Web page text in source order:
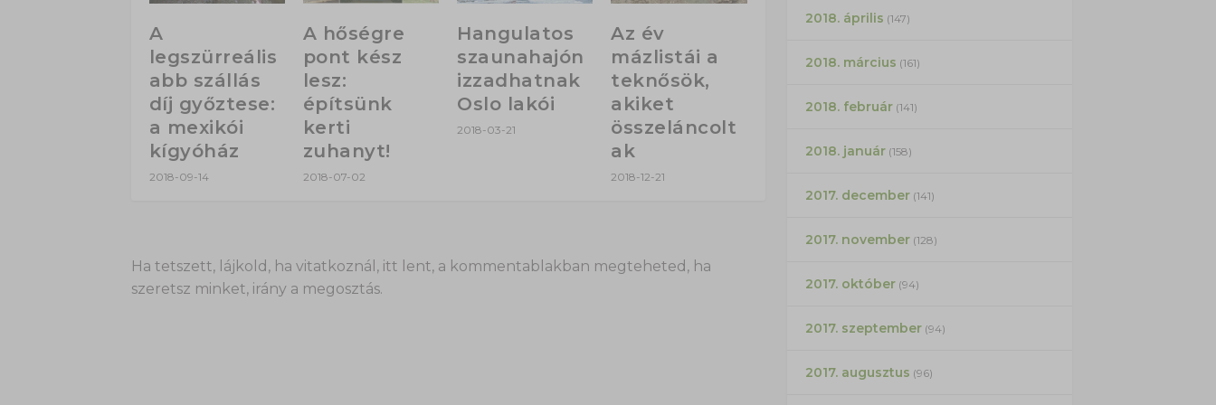
A
legszürreális
abb szállás
díj győztese:
a mexikói
kígyóház
2018-09-14
A hőségre
pont kész
lesz:
építsünk
kerti
zuhanyt!
2018-07-02
Hangulatos
szaunahajón
izzadhatnak
Oslo lakói
2018-03-21
Az év
mázlistái a
teknősök,
akiket
összeláncolt
ak
2018-12-21
Ha tetszett, lájkold, ha vitatkoznál, itt lent, a kommentablakban megteheted, ha
szeretsz minket, irány a megosztás.
2018. április (147)
2018. március (161)
2018. február(141)
2018. január(158)
2017. december(141)
2017. november(128)
2017. október(94)
2017. szeptember(94)
2017. augusztus (96)